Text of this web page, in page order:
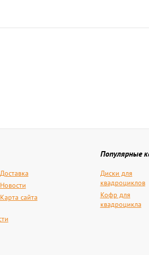
Доставка
Новости
Карта сайта
Популярные
Диски для
квадроциклов
Кофр для
квадроцикла